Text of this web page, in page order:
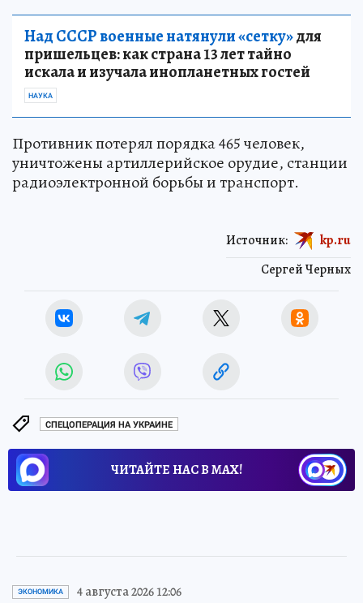
Над СССР военные натянули «сетку»для
пришельцев: как страна 13 лет тайно
искала и изучала инопланетных гостей
НАУКА
Противник потерял порядка 465 человек,
уничтожены артиллерийское орудие, станции
радиоэлектронной борьбы и транспорт.
Сергей Черных
Источник: kp.ru
СПЕЦОПЕРАЦИЯ НА УКРАИНЕ
ЧИТАЙТЕ НАС В МАХ!
ЭКОНОМИКА 4 августа 2026 12:06